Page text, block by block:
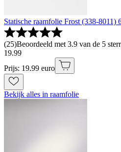
Statische raamfolie Frost (338-8011)
(25)Beoordeeld met 3.9 van de 5
19.99
Prijs: 19.99 euro
Bekijk alles in raamfolie